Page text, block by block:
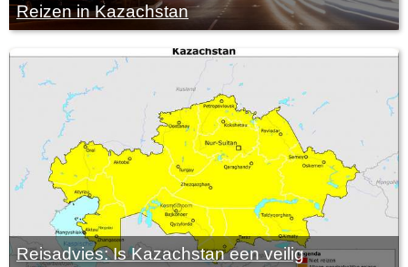
Reizen in Kazachstan
Reisadvies: Is Kazachstan een veilig